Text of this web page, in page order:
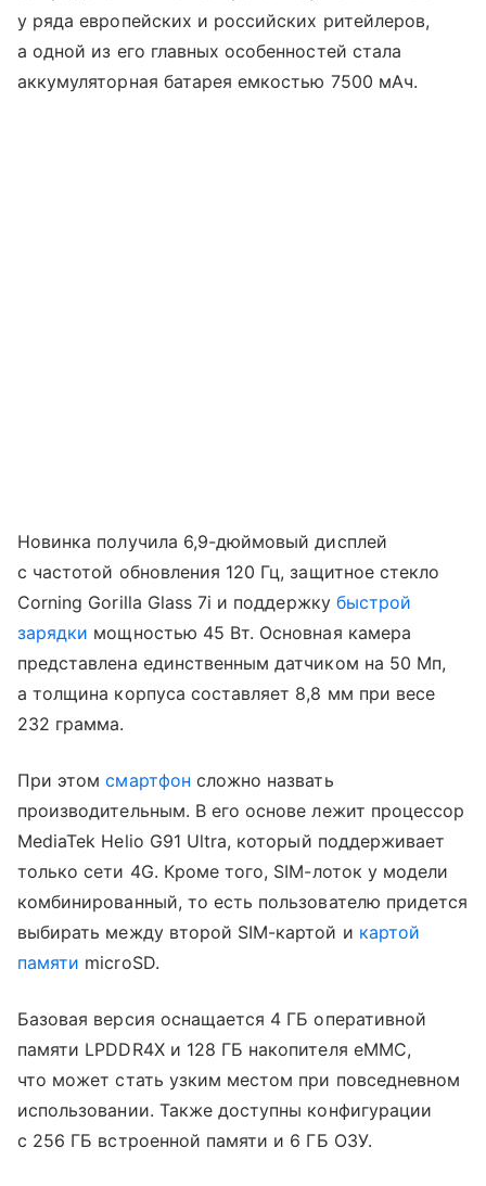
у ряда европейских и российских ритейлеров,
а одной из его главных особенностей стала
аккумуляторная батарея емкостью 7500 мАч.
Новинка получила 6,9-дюймовый дисплей
с частотой обновления 120 Гц, защитное стекло
Corning Gorilla Glass 7i и поддержку быстрой
зарядки мощностью 45 Вт. Основная камера
представлена единственным датчиком на 50 Мп,
а толщина корпуса составляет 8,8 мм при весе
232 грамма.
При этомсмартфон сложно назвать
производительным. В его основе лежит процессор
MediaTek Helio G91 Ultra, который поддерживает
только сети 4G. Кроме того, SIM-лоток у модели
комбинированный, то есть пользователю придется
выбирать между второй SIM-картой и картой
памяти microSD.
Базовая версия оснащается 4 ГБ оперативной
памяти LPDDR4X и 128 ГБ накопителя eMMC,
что может стать узким местом при повседневном
использовании. Также доступны конфигурации
с 256 ГБ встроенной памяти и 6 ГБ ОЗУ.